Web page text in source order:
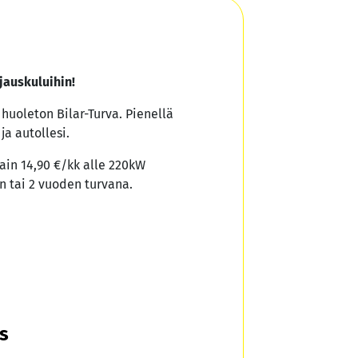
Bilar-Turva. Pienellä
autollesi.
14,90 €/kk alle 220kW
tai 2 vuoden turvana.